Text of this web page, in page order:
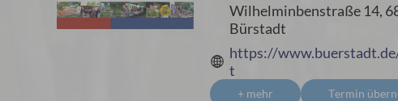
Wilhelminbenstraße 14,
Bürstadt
https://
t
+ mehr Termin